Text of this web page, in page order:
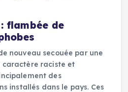
flambée de
nouveau secouée par une
caractère raciste et
des
installés dans le pays. Ces